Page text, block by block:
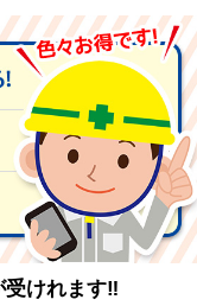
けれます‼